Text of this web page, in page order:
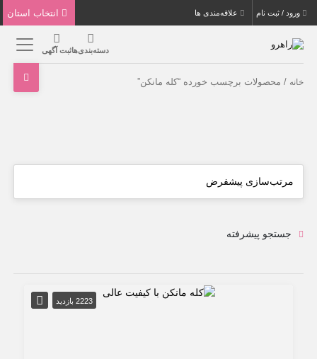
ورود / ثبت نام علاقه‌مندی ها
دسته‌بندی‌هاثبت آگهی
خانه / محصولات برچسب خورده “کله مانکن”
جستجو پیشرفته
2223 بازدید